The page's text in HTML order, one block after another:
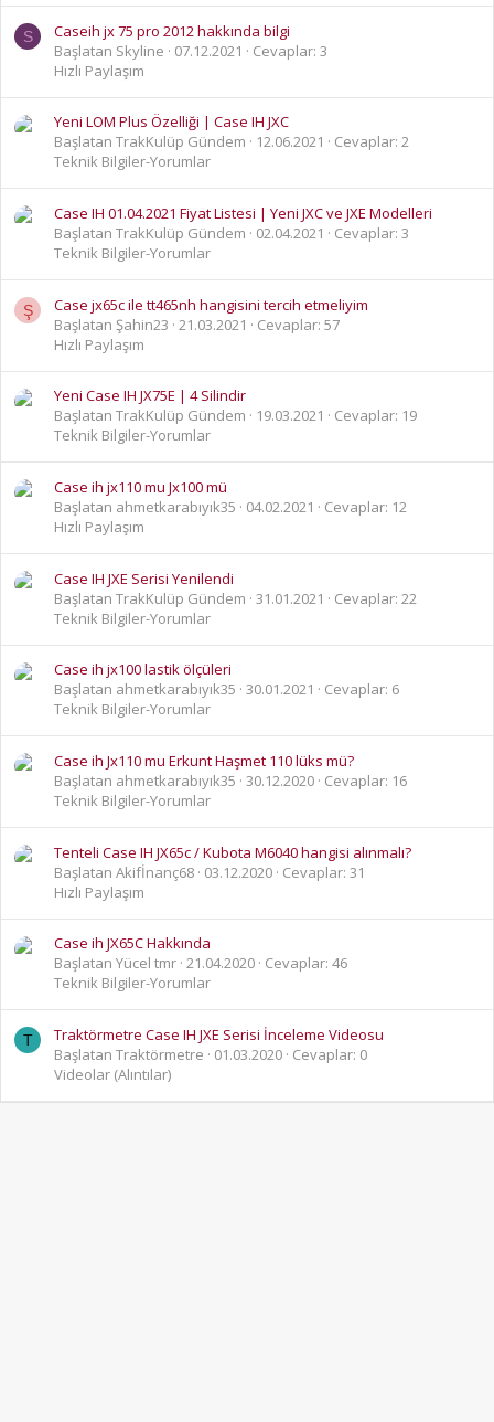
S
Caseih jx 75 pro 2012 hakkında bilgi
Başlatan Skyline
07.12.2021
Cevaplar: 3
Hızlı Paylaşım
Yeni LOM Plus Özelliği | Case IH JXC
Başlatan TrakKulüp Gündem
12.06.2021
Cevaplar: 2
Teknik Bilgiler-Yorumlar
Case IH 01.04.2021 Fiyat Listesi | Yeni JXC ve JXE Modelleri
Başlatan TrakKulüp Gündem
02.04.2021
Cevaplar: 3
Teknik Bilgiler-Yorumlar
Ş
Case jx65c ile tt465nh hangisini tercih etmeliyim
Başlatan Şahin23 21.03.2021
Cevaplar: 57
Hızlı Paylaşım
Yeni Case IH JX75E | 4 Silindir
Başlatan TrakKulüp Gündem
19.03.2021
Cevaplar: 19
Teknik Bilgiler-Yorumlar
Case ih jx110 mu Jx100 mü
Başlatan ahmetkarabıyık35
04.02.2021
Cevaplar: 12
Hızlı Paylaşım
Case IH JXE Serisi Yenilendi
Başlatan TrakKulüp Gündem 31.01.2021
Cevaplar: 22
Teknik Bilgiler-Yorumlar
Case ih jx100 lastik ölçüleri
Başlatan ahmetkarabıyık35 30.01.2021
Cevaplar: 6
Teknik Bilgiler-Yorumlar
Case ih Jx110 mu Erkunt Haşmet 110 lüks mü?
Başlatan ahmetkarabıyık35 30.12.2020 Cevaplar: 16
Teknik Bilgiler-Yorumlar
Tenteli Case IH JX65c / Kubota M6040 hangisi alınmalı?
Başlatan Akifİnanç68 03.12.2020 Cevaplar: 31
Hızlı Paylaşım
Case ih JX65C Hakkında
Başlatan Yücel tmr 21.04.2020 Cevaplar: 46
Teknik Bilgiler-Yorumlar
T
Traktörmetre Case IH JXE Serisi İnceleme Videosu
Başlatan Traktörmetre
01.03.2020 Cevaplar: 0
Videolar (Alıntılar)